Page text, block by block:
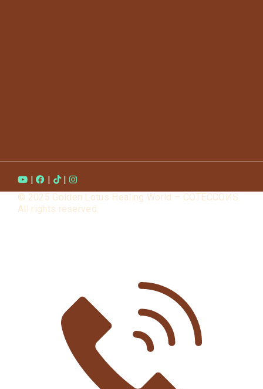
| |
|
© 2025 Golden Lotus Healing World – COTECCOИS.
All rights reserved.